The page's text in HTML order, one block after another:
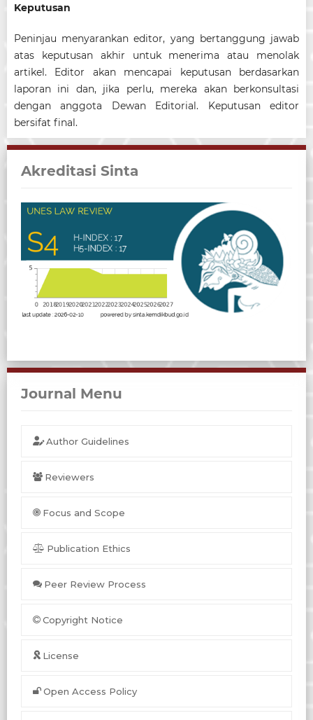
Keputusan
Peninjau menyarankan editor, yang bertanggung jawab
atas keputusan akhir untuk menerima atau menolak
artikel. Editor akan mencapai keputusan berdasarkan
laporan ini dan, jika perlu, mereka akan berkonsultasi
dengan anggota Dewan Editorial. Keputusan editor
bersifat final.
Akreditasi Sinta
Journal Menu
Author Guidelines
Reviewers
Focus and Scope
Publication Ethics
Peer Review Process
Copyright Notice
License
Open Access Policy